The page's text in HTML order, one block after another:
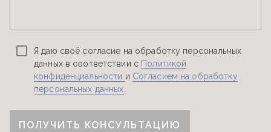
Я даю своё согласие на обработку персональных
данных в соответствии с Политикой
конфиденциальности и Согласием на обработку
персональных данных.
ПОЛУЧИТЬ КОНСУЛЬТАЦИЮ